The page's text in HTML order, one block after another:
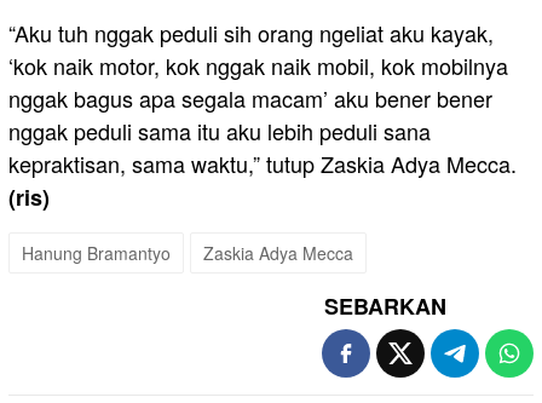
“Aku tuh nggak peduli sih orang ngeliat aku kayak,
‘kok naik motor, kok nggak naik mobil, kok mobilnya
nggak bagus apa segala macam’ aku bener bener
nggak peduli sama itu aku lebih peduli sana
kepraktisan, sama waktu,” tutup Zaskia Adya Mecca.
(ris)
Hanung Bramantyo Zaskia Adya Mecca
SEBARKAN